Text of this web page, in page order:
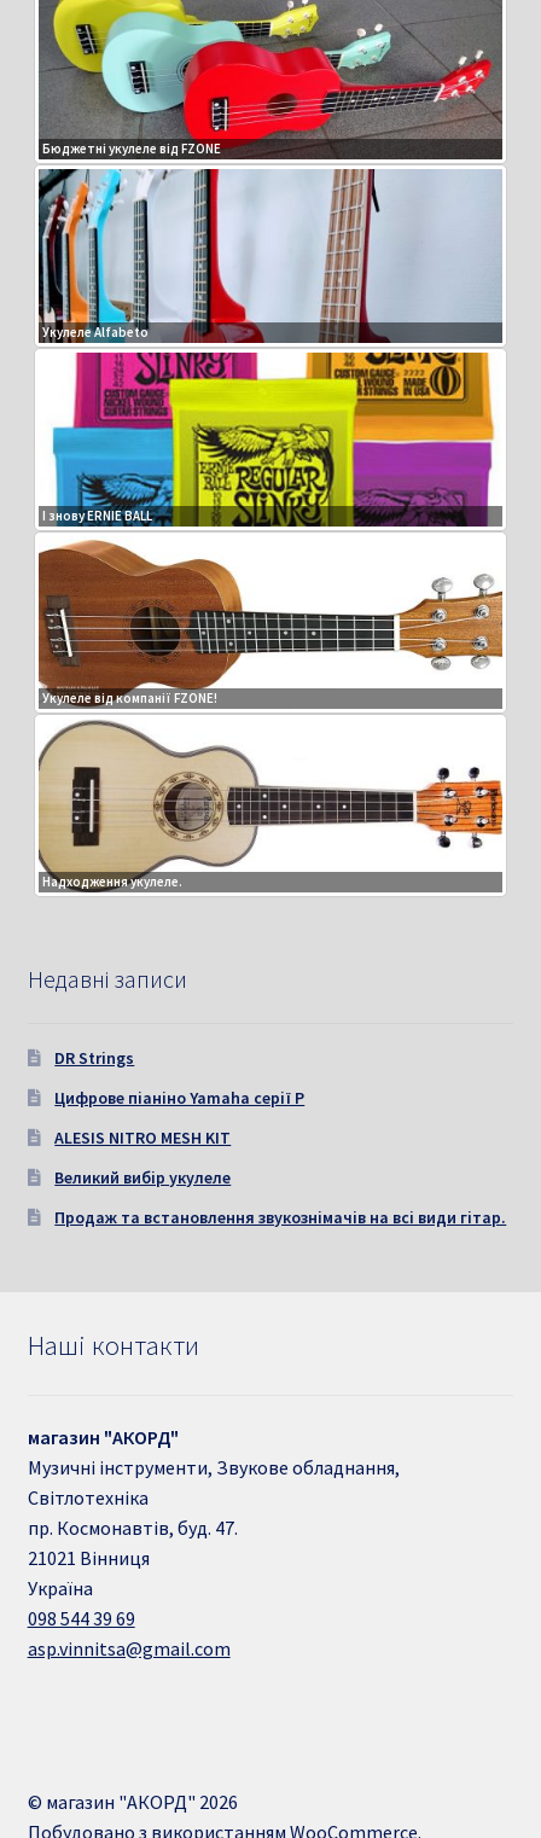
Бюджетні укулеле від FZONE
Укулеле Alfabeto
І знову ERNIE BALL
Укулеле від компанії FZONE!
Надходження укулеле.
Недавні записи
DR Strings
Цифрове піаніно Yamaha серії P
ALESIS NITRO MESH KIT
Великий вибір укулеле
Продаж та встановлення звукознімачів на всі види гітар.
Наші контакти
магазин "АКОРД"
Музичні інструменти, Звукове обладнання,
Світлотехніка
пр. Космонавтів, буд. 47.
21021 Вінниця
Україна
098 544 39 69
asp.vinnitsa@gmail.com
© магазин "АКОРД" 2026
Побудовано з використанням WooCommerce.